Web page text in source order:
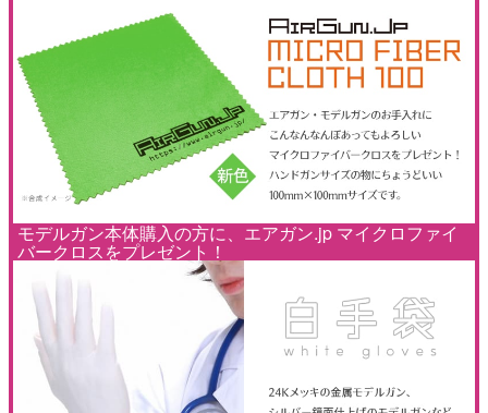
モデルガン本体購入の方に、エアガン.jp マイクロファイ
バークロスをプレゼント！